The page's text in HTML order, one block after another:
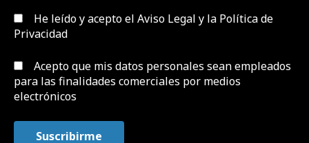
He leído y acepto el Aviso Legal y la Política de
Privacidad
Acepto que mis datos personales sean empleados
para las finalidades comerciales por medios
electrónicos